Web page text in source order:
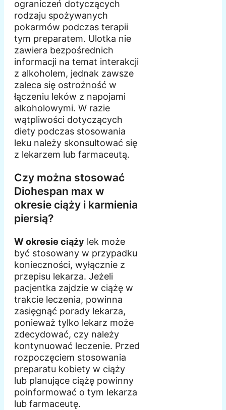
ograniczeń dotyczących
rodzaju spożywanych
pokarmów podczas terapii
tym preparatem. Ulotka nie
zawiera bezpośrednich
informacji na temat interakcji
z alkoholem, jednak zawsze
zaleca się ostrożność w
łączeniu leków z napojami
alkoholowymi. W razie
wątpliwości dotyczących
diety podczas stosowania
leku należy skonsultować się
z lekarzem lub farmaceutą.
Czy można stosować
Diohespan max w
okresie ciąży i karmienia
piersią?
W okresie ciąży lek może
być stosowany w przypadku
konieczności, wyłącznie z
przepisu lekarza. Jeżeli
pacjentka zajdzie w ciążę w
trakcie leczenia, powinna
zasięgnąć porady lekarza,
ponieważ tylko lekarz może
zdecydować, czy należy
kontynuować leczenie. Przed
rozpoczęciem stosowania
preparatu kobiety w ciąży
lub planujące ciążę powinny
poinformować o tym lekarza
lub farmaceutę.